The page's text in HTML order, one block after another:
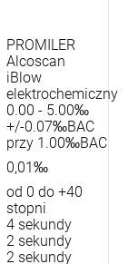
PROMILER
Alcoscan
iBlow
elektrochemiczny
0.00 - 5.00‰
+/-0.07‰BAC
przy 1.00‰BAC
0,01‰
od 0 do +40
stopni
4 sekundy
2 sekundy
2 sekundy